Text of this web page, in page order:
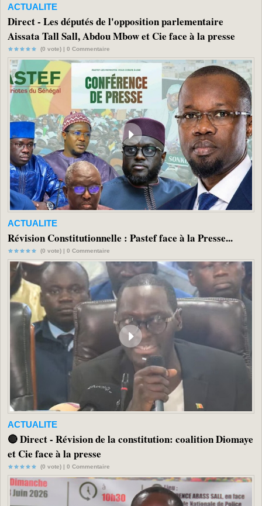
ACTUALITE
Direct - Les députés de l'opposition parlementaire
Aissata Tall Sall, Abdou Mbow et Cie face à la presse
(0 vote) | 0 Commentaire
ACTUALITE
Révision Constitutionnelle : Pastef face à la Presse...
(0 vote) | 0 Commentaire
ACTUALITE
🔴 Direct - Révision de la constitution: coalition Diomaye
et Cie face à la presse
(0 vote) | 0 Commentaire